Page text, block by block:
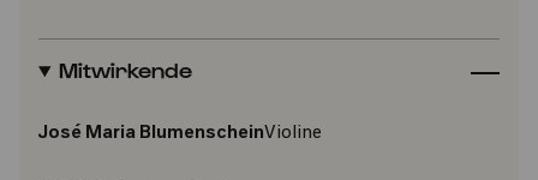
Mitwirkende
José Maria BlumenscheinVioline